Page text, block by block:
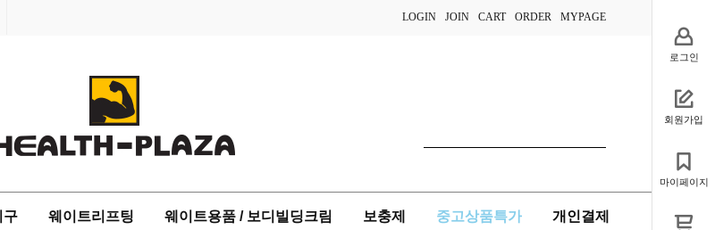
로그인
회원가입
마이페이지
LOGIN JOIN CART ORDER MYPAGE
구 웨이트리프팅 웨이트용품 / 보디빌딩크림 보충제 중고상품특가 개인결제